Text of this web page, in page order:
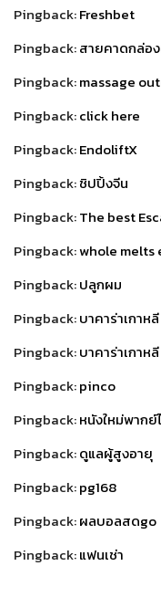
Pingback:Freshbet
Pingback:สายคาดกล่อ
Pingback:massage
Pingback:click here
Pingback:EndoliftX
Pingback:ชิปปิ้งจีน
Pingback:The best
Pingback:whole melts
Pingback:ปลูกผม
Pingback:บาคาร่าเกาหลี
Pingback:บาคาร่าเกาหลี
Pingback:pinco
Pingback:หนังใหม่พากย์
Pingback:ดูแลผู้สูงอายุ
Pingback:pg168
Pingback:ผลบอลสดgo
Pingback:แฟนเช่า